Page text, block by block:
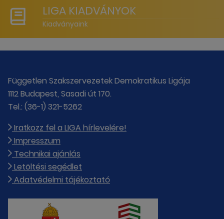
LIGA KIADVÁNYOK
Kiadványaink
Független Szakszervezetek Demokratikus Ligája
1112 Budapest, Sasadi út 170.
Tel.: (36-1) 321-5262
Iratkozz fel a LIGA hírlevelére!
Impresszum
Technikai ajánlás
Letöltési segédlet
Adatvédelmi tájékoztató